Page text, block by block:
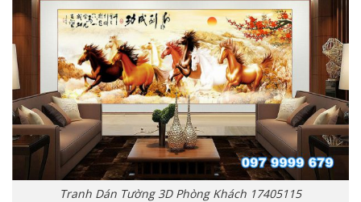
Tranh Dán Tường 3D Phòng Khách 17405115